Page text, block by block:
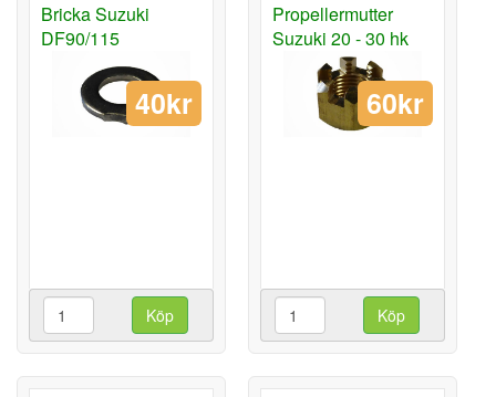
Bricka Suzuki
DF90/115
40kr
Köp
Propellermutter
Suzuki 20 - 30 hk
60kr
Köp